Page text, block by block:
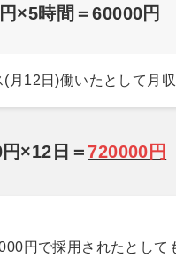
×5時間＝60000円
(月12日)働いたとして月
×12日＝720000円
円で採用されたとして